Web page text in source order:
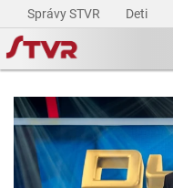
Správy STVR Deti